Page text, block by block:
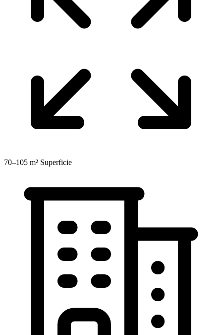
70–105 m² Superficie